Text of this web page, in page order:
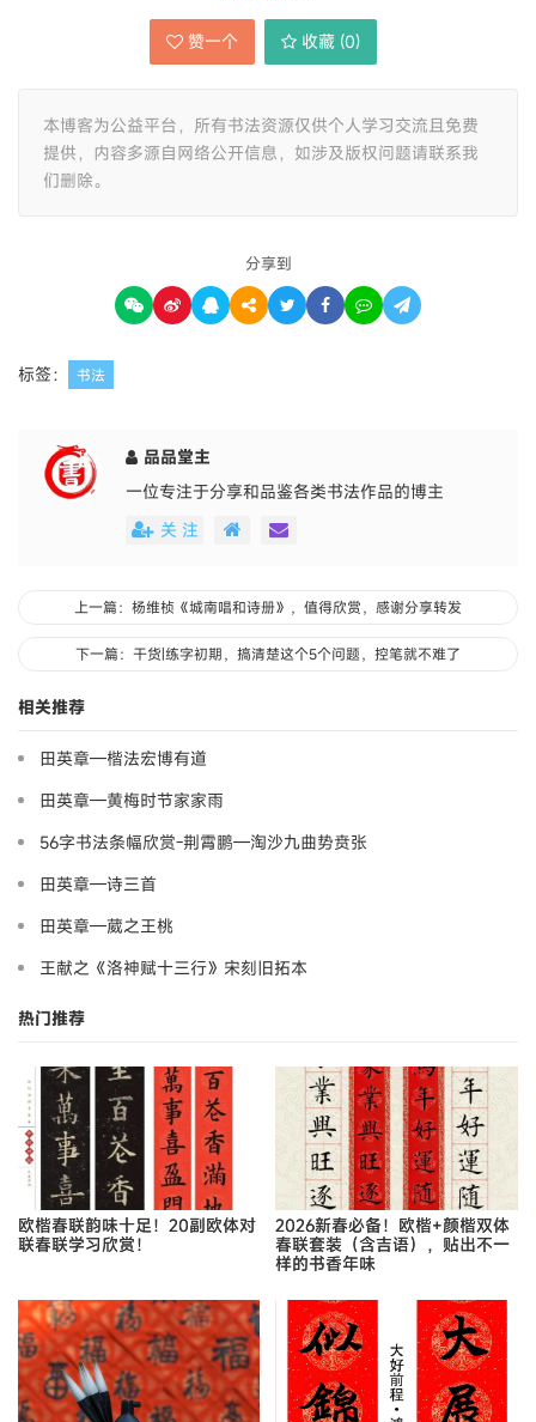
赞一个 收藏 (0)
本博客为公益平台，所有书法资源仅供个人学习交流且免费
提供，内容多源自网络公开信息，如涉及版权问题请联系我
们删除。
分享到
标签： 书法
品品堂主
一位专注于分享和品鉴各类书法作品的博主
关 注
上一篇：杨维桢《城南唱和诗册》，值得欣赏，感谢分享转发
下一篇：干货|练字初期，搞清楚这个5个问题，控笔就不难了
相关推荐
田英章—楷法宏博有道
田英章—黄梅时节家家雨
56字书法条幅欣赏-荆霄鹏—淘沙九曲势贲张
田英章—诗三首
田英章—葳之王桃
王献之《洛神赋十三行》宋刻旧拓本
热门推荐
欧楷春联韵味十足！20副欧体对
联春联学习欣赏！
2026新春必备！欧楷+颜楷双体
春联套装（含吉语），贴出不一
样的书香年味